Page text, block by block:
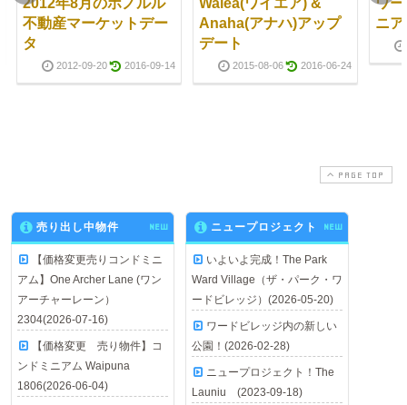
2012年8月のホノルル
不動産マーケットデー
タ
2012-09-20 2016-09-14
Waiea(ワイエア) &
Anaha(アナハ)アップ
デート
2015-08-06 2016-06-24
ワ
ニ
PAGE TOP
売り出し中物件 NEW
【価格変更売りコンドミニ
アム】One Archer Lane (ワン
アーチャーレーン）
2304(2026-07-16)
【価格変更 売り物件】コ
ンドミニアム Waipuna
1806(2026-06-04)
ニュープロジェクト NEW
いよいよ完成！The Park
Ward Village（ザ・パーク・ワ
ードビレッジ）(2026-05-20)
ワードビレッジ内の新しい
公園！(2026-02-28)
ニュープロジェクト！The
Launiu (2023-09-18)